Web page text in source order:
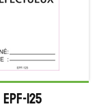
EPF-125